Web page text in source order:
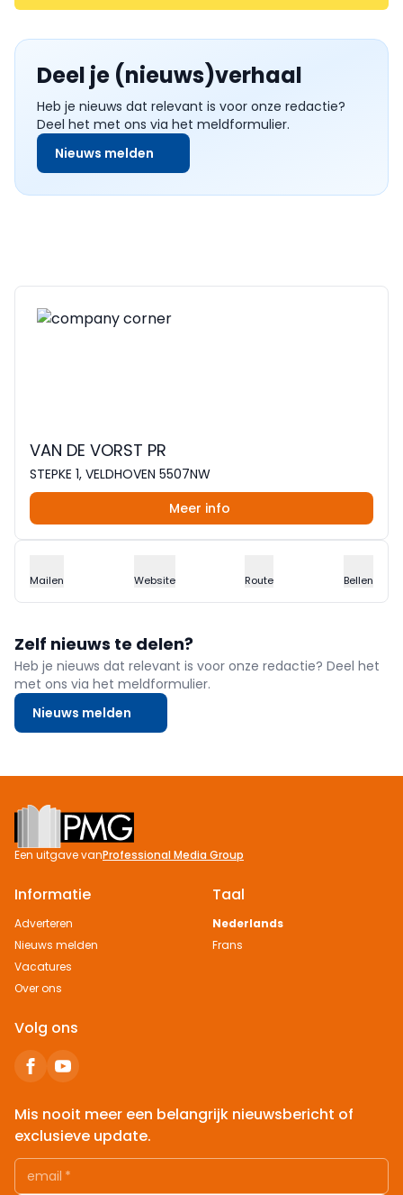
Deel je (nieuws)verhaal
Heb je nieuws dat relevant is voor onze redactie?
Deel het met ons via het meldformulier.
Nieuws melden
VAN DE VORST PR
STEPKE 1, VELDHOVEN 5507NW
Meer info
Mailen Website Route Bellen
Zelf nieuws te delen?
Heb je nieuws dat relevant is voor onze redactie? Deel het
met ons via het meldformulier.
Nieuws melden
Footer
Een uitgave vanProfessional Media Group
Informatie
Adverteren
Nieuws melden
Vacatures
Over ons
Taal
Nederlands
Frans
Volg ons
Mis nooit meer een belangrijk nieuwsbericht of
exclusieve update.
email *